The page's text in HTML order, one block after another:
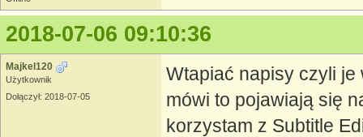
2018-07-06 09:10:36
Majkel120
Użytkownik
Dołączył: 2018-07-05
Wtapiać napisy czyli je
mówi to pojawiają się
korzystam z Subtitle